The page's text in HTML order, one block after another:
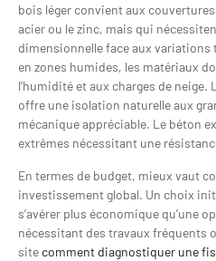
bois léger convient aux
acier ou le zinc, mais qui
dimensionnelle face aux variations
en zones humides, les matériaux
l’humidité et aux charges de
offre une isolation naturelle aux
mécanique appréciable. Le béton
extrêmes nécessitant une
En termes de budget, mieux vaut
investissement global. Un choix
s’avérer plus économique qu’une
nécessitant des travaux fréquents
site comment diagnostiquer une